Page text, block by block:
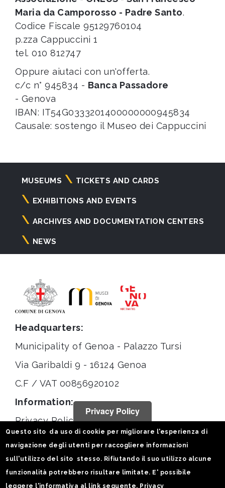
Maria da Camporosso - Padre Santo.
Codice Fiscale 95129760104
p.zza Cappuccini 1
tel. 010 812747
Oppure aiutaci con un'offerta.
c/c n° 945834 - Banca Passadore
- Genova
IBAN: IT54G0333201400000000945834
Causale: sostengo il Museo dei Cappuccini
Navigazione
principale
MUSEUMS TICKETS AND CARDS
EXHIBITIONS AND EVENTS
ARCHIVES AND DOCUMENTATION CENTERS
NEWS
Headquarters:
Municipality of Genoa - Palazzo Tursi
Via Garibaldi 9 - 16124 Genoa
C.F / VAT 00856920102
Information:
Privacy Policy
Statistiche
Follow us on:
Privacy Policy
Questo sito da uso di cookie per migliorare l'esperienza di
navigazione degli utenti per raccogliere informazioni
sull'utilizzo del sito stesso. Rifiutando il suo utilizzo alcune
funzionalità potrebbero risultare limitate. E' possibile
leggere l'informativa al link seguente. Privacy